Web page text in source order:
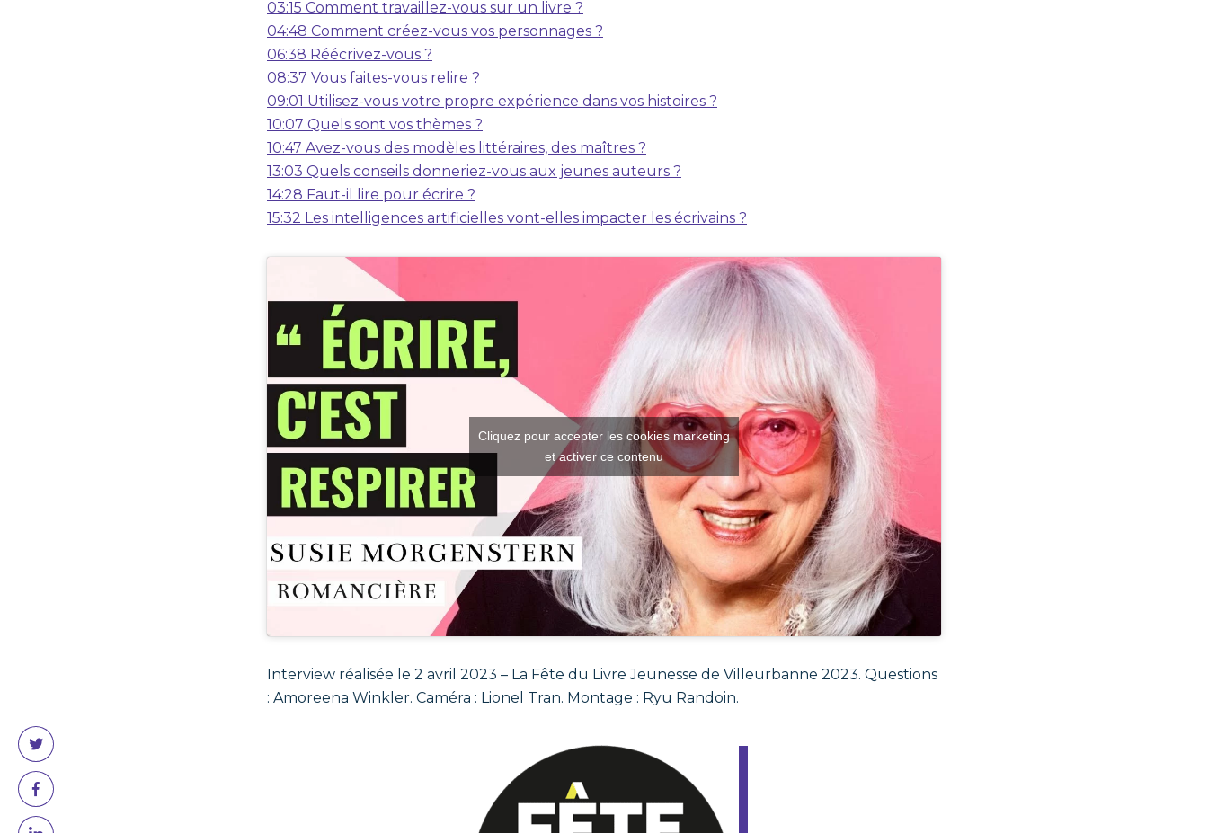
03:15 Comment travaillez-vous sur un livre ?
04:48 Comment créez-vous vos personnages ?
06:38 Réécrivez-vous ?
08:37 Vous faites-vous relire ?
09:01 Utilisez-vous votre propre expérience dans vos histoires ?
10:07 Quels sont vos thèmes ?
10:47 Avez-vous des modèles littéraires, des maîtres ?
13:03 Quels conseils donneriez-vous aux jeunes auteurs ?
14:28 Faut-il lire pour écrire ?
15:32 Les intelligences artificielles vont-elles impacter les écrivains ?
Cliquez pour accepter les cookies marketing
et activer ce contenu
Interview réalisée le 2 avril 2023 – La Fête du Livre Jeunesse de Villeurbanne 2023. Questions
: Amoreena Winkler. Caméra : Lionel Tran. Montage : Ryu Randoin.